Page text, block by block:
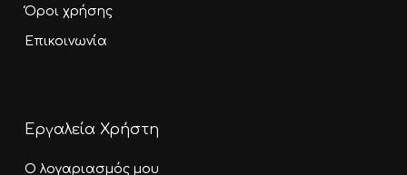
Όροι χρήσης
Επικοινωνία
Εργαλεία Χρήστη
Ο λογαριασμός μου